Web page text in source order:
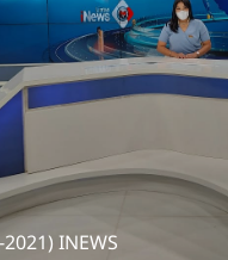
2021) INEWS